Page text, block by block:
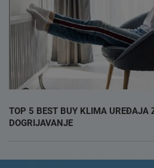
TOP 5 BEST BUY KLIMA UREĐAJA
DOGRIJAVANJE